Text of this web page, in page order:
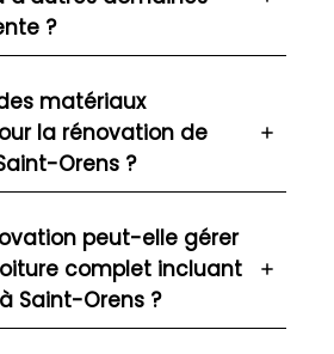
?
matériaux
la rénovation de
Orens ?
peut-elle gérer
complet incluant
Saint-Orens ?